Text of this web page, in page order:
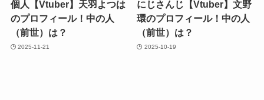
個人【Vtuber】天羽よつは
のプロフィール！中の人
（前世）は？
2025-11-21
にじさんじ【Vtuber】文野
環のプロフィール！中の人
（前世）は？
2025-10-19